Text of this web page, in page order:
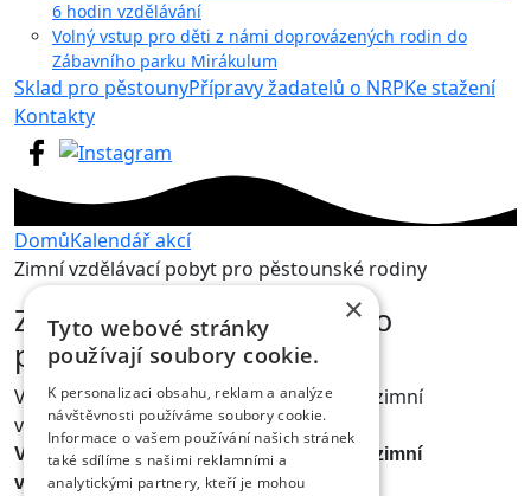
6 hodin vzdělávání
Volný vstup pro děti z námi doprovázených rodin do
Zábavního parku Mirákulum
Sklad pro pěstounyPřípravy žadatelů o NRPKe stažení
Kontakty
DomůKalendář akcí
Zimní vzdělávací pobyt pro pěstounské rodiny
Zimní vzdělávací pobyt pro
pěstounské rodiny
V termínu 29. 1. - 1. 2. 2015 se uskuteční zimní
vzdělávací pobyt pro pěstounské rodiny.
V termínu 29. 1. - 1. 2. 2015 se uskuteční zimní
vzdělávací pobyt pro pěstounské rodiny.
×
Tyto webové stránky
používají soubory cookie.
K personalizaci obsahu, reklam a analýze
návštěvnosti používáme soubory cookie.
Informace o vašem používání našich stránek
také sdílíme s našimi reklamními a
analytickými partnery, kteří je mohou